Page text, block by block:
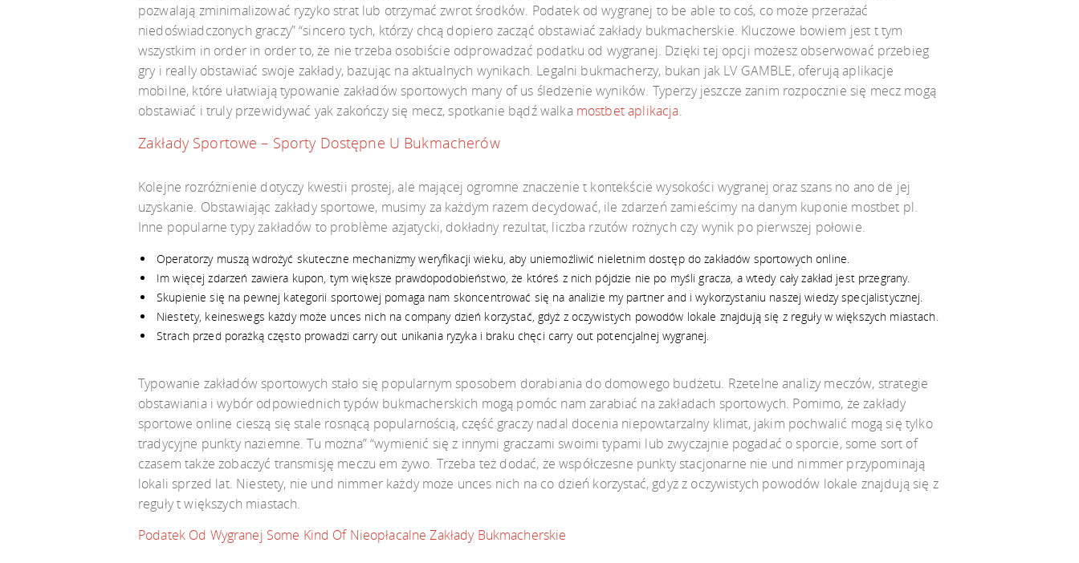
pozwalają zminimalizować ryzyko strat lub otrzymać zwrot środków. Podatek od wygranej to be able to coś, co może przerażać
niedoświadczonych graczy” “sincero tych, którzy chcą dopiero zacząć obstawiać zakłady bukmacherskie. Kluczowe bowiem jest t tym
wszystkim in order in order to, że nie trzeba osobiście odprowadzać podatku od wygranej. Dzięki tej opcji możesz obserwować przebieg
gry i really obstawiać swoje zakłady, bazując na aktualnych wynikach. Legalni bukmacherzy, bukan jak LV GAMBLE, oferują aplikacje
mobilne, które ułatwiają typowanie zakładów sportowych many of us śledzenie wyników. Typerzy jeszcze zanim rozpocznie się mecz mogą
obstawiać i truly przewidywać yak zakończy się mecz, spotkanie bądź walka mostbet aplikacja.
Zakłady Sportowe – Sporty Dostępne U Bukmacherów
Kolejne rozróżnienie dotyczy kwestii prostej, ale mającej ogromne znaczenie t kontekście wysokości wygranej oraz szans no ano de jej
uzyskanie. Obstawiając zakłady sportowe, musimy za każdym razem decydować, ile zdarzeń zamieścimy na danym kuponie mostbet pl.
Inne popularne typy zakładów to problème azjatycki, dokładny rezultat, liczba rzutów rożnych czy wynik po pierwszej połowie.
Operatorzy muszą wdrożyć skuteczne mechanizmy weryfikacji wieku, aby uniemożliwić nieletnim dostęp do zakładów sportowych online.
Im więcej zdarzeń zawiera kupon, tym większe prawdopodobieństwo, że któreś z nich pójdzie nie po myśli gracza, a wtedy cały zakład jest przegrany.
Skupienie się na pewnej kategorii sportowej pomaga nam skoncentrować się na analizie my partner and i wykorzystaniu naszej wiedzy specjalistycznej.
Niestety, keineswegs każdy może unces nich na company dzień korzystać, gdyż z oczywistych powodów lokale znajdują się z reguły w większych miastach.
Strach przed porażką często prowadzi carry out unikania ryzyka i braku chęci carry out potencjalnej wygranej.
Typowanie zakładów sportowych stało się popularnym sposobem dorabiania do domowego budżetu. Rzetelne analizy meczów, strategie
obstawiania i wybór odpowiednich typów bukmacherskich mogą pomóc nam zarabiać na zakładach sportowych. Pomimo, że zakłady
sportowe online cieszą się stale rosnącą popularnością, część graczy nadal docenia niepowtarzalny klimat, jakim pochwalić mogą się tylko
tradycyjne punkty naziemne. Tu można” “wymienić się z innymi graczami swoimi typami lub zwyczajnie pogadać o sporcie, some sort of
czasem także zobaczyć transmisję meczu em żywo. Trzeba też dodać, że współczesne punkty stacjonarne nie und nimmer przypominają
lokali sprzed lat. Niestety, nie und nimmer każdy może unces nich na co dzień korzystać, gdyż z oczywistych powodów lokale znajdują się z
reguły t większych miastach.
Podatek Od Wygranej Some Kind Of Nieopłacalne Zakłady Bukmacherskie